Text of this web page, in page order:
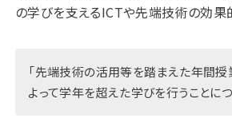
の学びを支えるICTや先端技術の効果
「先端技術の活用等を踏まえた年間
よって学年を超えた学びを行うことに